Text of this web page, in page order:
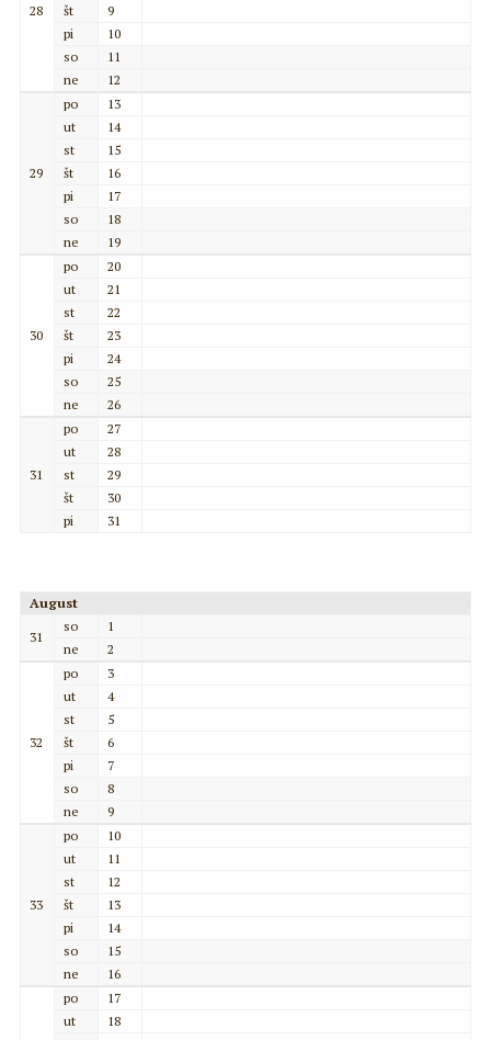
28
št
9
pi
10
so
11
ne
12
29
po
13
ut
14
st
15
št
16
pi
17
so
18
ne
19
30
po
20
ut
21
st
22
št
23
pi
24
so
25
ne
26
31
po
27
ut
28
st
29
št
30
pi
31
August
31
so
1
ne
2
32
po
3
ut
4
st
5
št
6
pi
7
so
8
ne
9
33
po
10
ut
11
st
12
št
13
pi
14
so
15
ne
16
po
17
ut
18